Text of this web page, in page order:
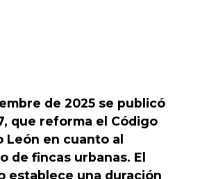
de 2025 se publicó
que reforma el Código
León en cuanto al
de fincas urbanas. El
establece una duración